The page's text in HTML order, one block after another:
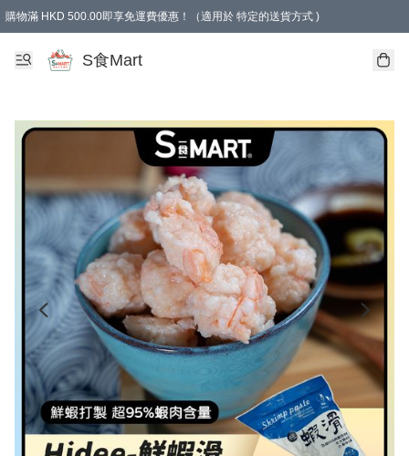
購物滿 HKD 500.00即享免運費優惠！（適用於 特定的送貨方式 )
S食Mart